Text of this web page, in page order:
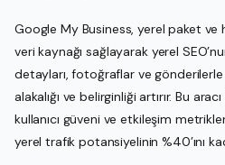
Google My Business, yerel paket ve
veri kaynağı sağlayarak yerel
detayları, fotoğraflar ve
alakalığı ve belirginliği artırır. Bu
kullanıcı güveni ve etkileşim
yerel trafik potansiyelinin %40’ını